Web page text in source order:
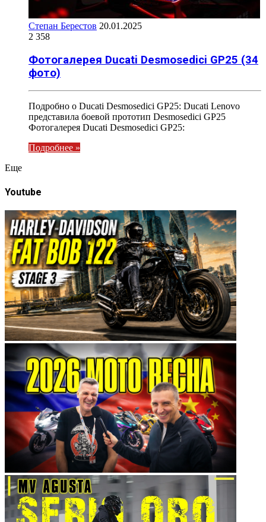
Степан Берестов 20.01.2025
2 358
Фотогалерея Ducati Desmosedici GP25 (34
фото)
Подробно о Ducati Desmosedici GP25: Ducati Lenovo
представила боевой прототип Desmosedici GP25
Фотогалерея Ducati Desmosedici GP25:
Подробнее »
Eще
Youtube